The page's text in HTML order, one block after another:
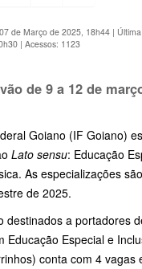
de Março de 2025, 18h44 |
| Acessos: 1123
de 9 a 12 de
Goiano (IF Goiano)
Lato sensu: Educação
As especializações
de 2025.
destinados a portadores
Educação Especial e
conta com 4